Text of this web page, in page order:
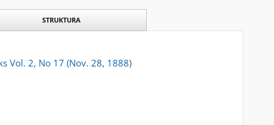
STRUKTURA
Vol. 2, No 17 (Nov. 28, 1888)